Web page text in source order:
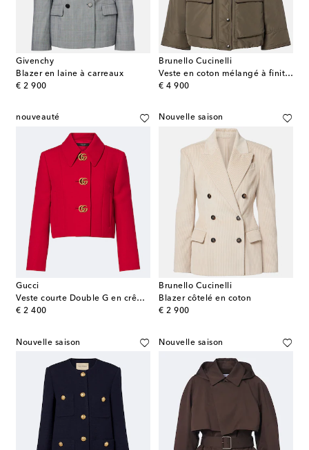
Givenchy
Blazer en laine à carreaux
€ 2 900
original price
Brunello Cucinelli
Veste en coton mélangé à finitions en shearling
€ 4 900
original price
nouveauté
Gucci
Veste courte Double G en crêpe de laine
€ 2 400
original price
Nouvelle saison
Brunello Cucinelli
Blazer côtelé en coton
€ 2 900
original price
Nouvelle saison Nouvelle saison